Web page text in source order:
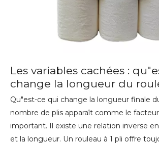
Les variables cachées :
change la longueur du
Qu"est-ce qui change la longueur finale
nombre de plis apparaît comme le
important. Il existe une relation inverse
et la longueur. Un rouleau à 1 pli offre